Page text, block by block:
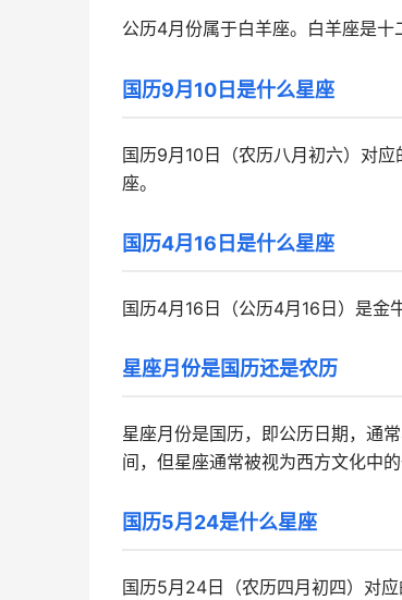
公历4月份属于白羊座。白羊座是十
国历9月10日是什么星座
国历9月10日（农历八月初六）对
座。
国历4月16日是什么星座
国历4月16日（公历4月16日）是金
星座月份是国历还是农历
星座月份是国历，即公历日期，通
间，但星座通常被视为西方文化中
国历5月24是什么星座
国历5月24日（农历四月初四）对